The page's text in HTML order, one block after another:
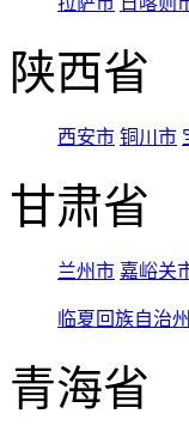
陕西省
西安市 铜川市
甘肃省
兰州市 嘉峪关
临夏回族自治州
青海省